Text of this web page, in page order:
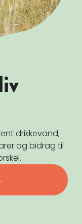
drikkevand,
og bidrag til